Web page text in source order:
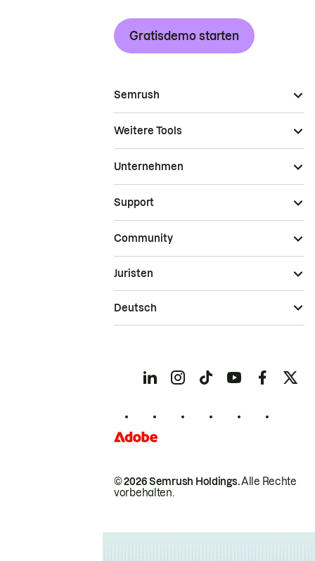
Gratisdemo starten
Semrush
Weitere Tools
Unternehmen
Support
Community
© 2026 Semrush Holdings.Alle Rechte
vorbehalten.
Juristen
Deutsch